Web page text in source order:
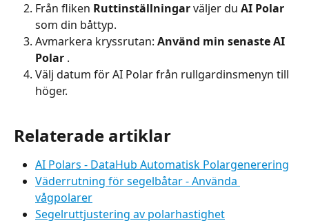
Från fliken Ruttinställningar väljer du AI Polar
som din båttyp.
Avmarkera kryssrutan: Använd min senaste AI
Polar .
Välj datum för AI Polar från rullgardinsmenyn till
höger.
Relaterade artiklar
AI Polars - DataHub Automatisk Polargenerering
Väderrutning för segelbåtar - Använda
vågpolarer
Segelruttjustering av polarhastighet